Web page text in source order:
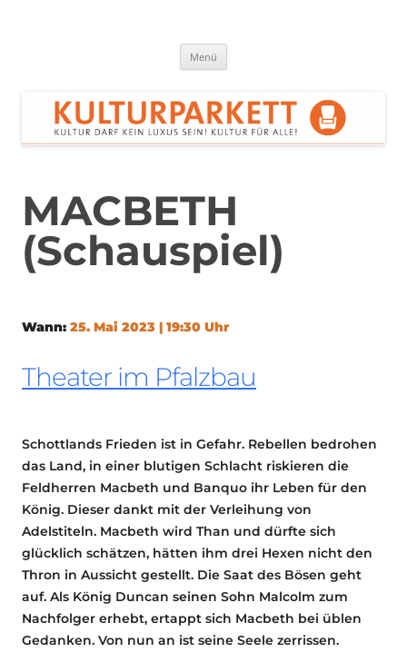
Menü
MACBETH
(Schauspiel)
Wann: 25. Mai 2023 | 19:30 Uhr
Theater im Pfalzbau
Schottlands Frieden ist in Gefahr. Rebellen bedrohen
das Land, in einer blutigen Schlacht riskieren die
Feldherren Macbeth und Banquo ihr Leben für den
König. Dieser dankt mit der Verleihung von
Adelstiteln. Macbeth wird Than und dürfte sich
glücklich schätzen, hätten ihm drei Hexen nicht den
Thron in Aussicht gestellt. Die Saat des Bösen geht
auf. Als König Duncan seinen Sohn Malcolm zum
Nachfolger erhebt, ertappt sich Macbeth bei üblen
Gedanken. Von nun an ist seine Seele zerrissen.